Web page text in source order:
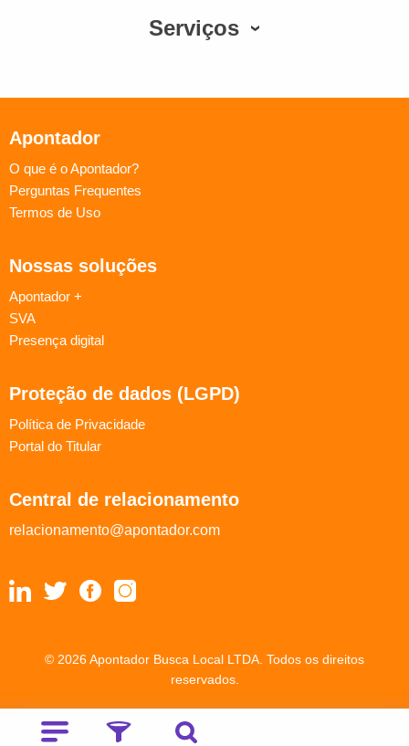
Serviços
Apontador
O que é o Apontador?
Perguntas Frequentes
Termos de Uso
Nossas soluções
Apontador +
SVA
Presença digital
Proteção de dados (LGPD)
Política de Privacidade
Portal do Titular
Central de relacionamento
relacionamento@apontador.com
© 2026 Apontador Busca Local LTDA. Todos os direitos
reservados.